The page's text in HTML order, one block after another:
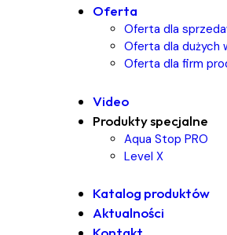
Oferta
Oferta dla
Oferta dla dużych
Oferta dla firm
Video
Produkty specjalne
Aqua Stop PRO
Level X
Katalog produktów
Aktualności